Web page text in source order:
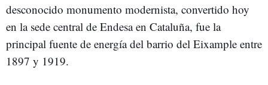
desconocido monumento modernista, convertido hoy
en la sede central de Endesa en Cataluña, fue la
principal fuente de energía del barrio del Eixample entre
1897 y 1919.